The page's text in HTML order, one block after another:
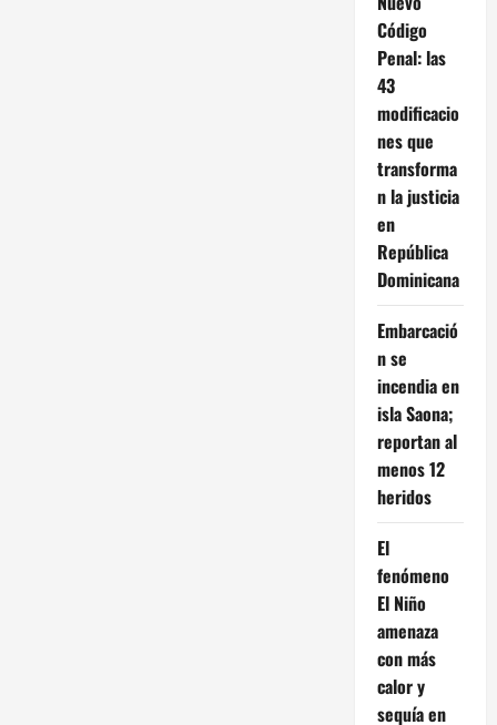
Código
Penal: las
43
modificacio
nes que
transforma
n la justicia
en
República
Dominicana
Embarcació
n se
incendia en
isla Saona;
reportan al
menos 12
heridos
El
fenómeno
El Niño
amenaza
con más
calor y
sequía en